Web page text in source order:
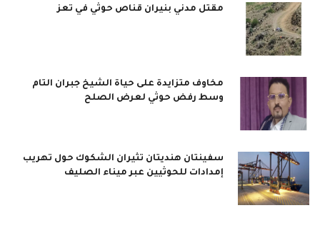
مقتل مدني بنيران قناص حوثي في تعز
مخاوف متزايدة على حياة الشيخ جبران التام
وسط رفض حوثي لعرض الصلح
سفينتان هنديتان تثيران الشكوك حول تهريب
إمدادات للحوثيين عبر ميناء الصليف